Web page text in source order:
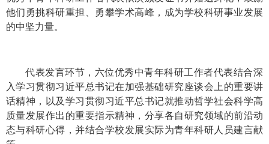
他们勇挑科研重担、勇攀学术高峰，成为学校科研事业发展
的中坚力量。
代表发言环节，六位优秀中青年科研工作者代表结合深
入学习贯彻习近平总书记在加强基础研究座谈会上的重要讲
话精神，以及学习贯彻习近平总书记就推动哲学社会科学高
质量发展作出的重要指示精神，分享各自研究领域的前沿动
态与科研心得，并结合学校发展实际为青年科研人员建言献